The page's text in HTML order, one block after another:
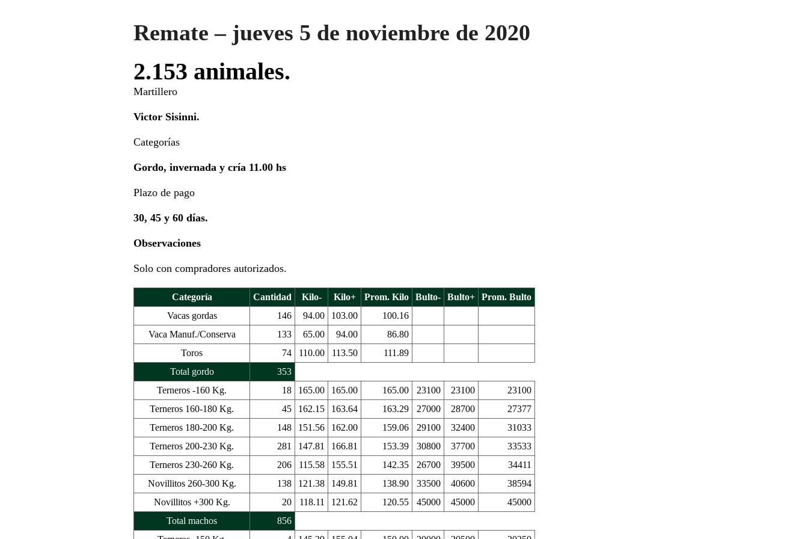
Remate – jueves 5 de noviembre de 2020
2.153 animales.
Martillero
Victor Sisinni.
Categorías
Gordo, invernada y cría 11.00 hs
Plazo de pago
30, 45 y 60 días.
Observaciones
Solo con compradores autorizados.
Categoría Cantidad Kilo- Kilo+ Prom. Kilo Bulto- Bulto+
Prom. Bulto
Vacas gordas
146 94.00 103.00
100.16
Vaca Manuf./Conserva
133 65.00 94.00
86.80
Toros
74 110.00 113.50
111.89
Total gordo
353
Terneros -160 Kg.
18 165.00 165.00 165.00 23100 23100
23100
Terneros 160-180 Kg.
45 162.15 163.64 163.29 27000 28700
27377
Terneros 180-200 Kg.
148 151.56 162.00 159.06 29100 32400
31033
Terneros 200-230 Kg.
281 147.81 166.81 153.39 30800 37700
33533
Terneros 230-260 Kg.
206 115.58 155.51 142.35 26700 39500
34411
Novillitos 260-300 Kg.
138 121.38 149.81 138.90 33500 40600
38594
Novillitos +300 Kg.
20 118.11 121.62 120.55 45000 45000
45000
Total machos
856